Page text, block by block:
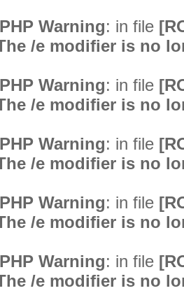
Warning: in file
/e modifier is no
Warning: in file
/e modifier is no
Warning: in file
/e modifier is no
Warning: in file
/e modifier is no
Warning: in file
/e modifier is no